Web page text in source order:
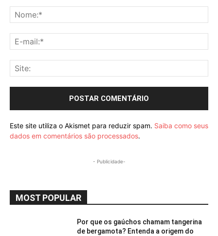
Este site utiliza o Akismet para reduzir spam. Saiba como seus
dados em comentários são processados.
- Publicidade-
MOST POPULAR
Por que os gaúchos chamam tangerina
de bergamota? Entenda a origem do